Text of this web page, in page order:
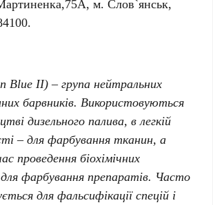
м. Слов`янськ,
Blue II) – група нейтральних
барвників. Використовуються
дизельного палива, в легкій
– для фарбування тканин, а
проведення біохімічних
фарбування препаратів. Часто
для фальсифікації спецій і